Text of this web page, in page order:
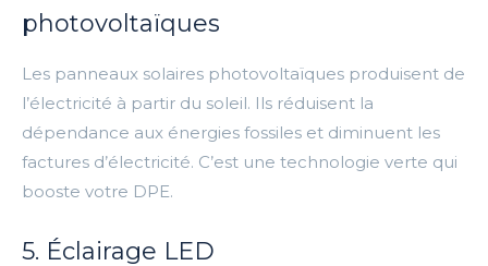
photovoltaïques
Les panneaux solaires photovoltaïques produisent de
l’électricité à partir du soleil. Ils réduisent la
dépendance aux énergies fossiles et diminuent les
factures d’électricité. C’est une technologie verte qui
booste votre DPE.
5. Éclairage LED